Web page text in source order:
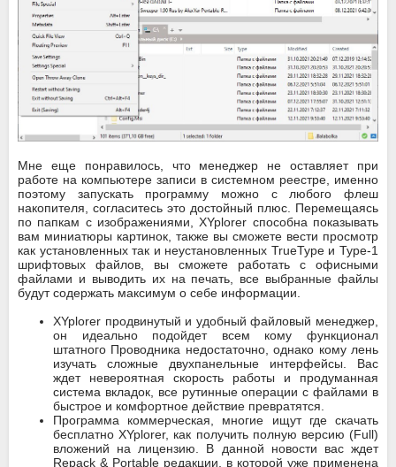
Мне еще понравилось, что менеджер не оставляет при
работе на компьютере записи в системном реестре, именно
поэтому запускать программу можно с любого флеш
накопителя, согласитесь это достойный плюс. Перемещаясь
по папкам с изображениями, XYplorer способна показывать
вам миниатюры картинок, также вы сможете вести просмотр
как установленных так и неустановленных TrueType и Type-1
шрифтовых файлов, вы сможете работать с офисными
файлами и выводить их на печать, все выбранные файлы
будут содержать максимум о себе информации.
XYplorer продвинутый и удобный файловый менеджер,
он идеально подойдет всем кому функционал
штатного Проводника недостаточно, однако кому лень
изучать сложные двухпанельные интерфейсы. Вас
ждет невероятная скорость работы и продуманная
система вкладок, все рутинные операции с файлами в
быстрое и комфортное действие превратятся.
Программа коммерческая, многие ищут где скачать
бесплатно XYplorer, как получить полную версию (Full)
вложений на лицензию. В данной новости вас ждет
Repack & Portable редакции, в которой уже применена